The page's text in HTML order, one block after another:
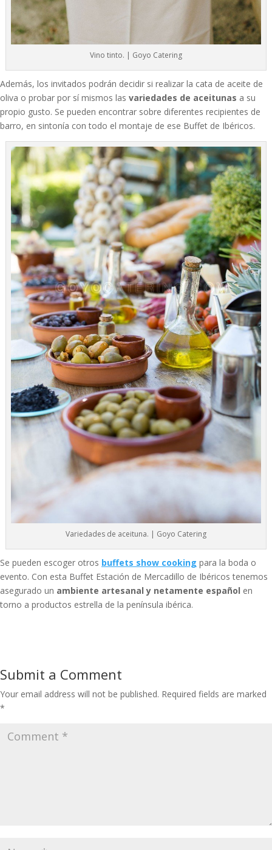
Vino tinto. | Goyo Catering
Además, los invitados podrán decidir si realizar la cata de aceite de
oliva o probar por sí mismos las variedades de aceitunas a su
propio gusto. Se pueden encontrar sobre diferentes recipientes de
barro, en sintonía con todo el montaje de ese Buffet de Ibéricos.
​Variedades de aceituna. | Goyo Catering
Se pueden escoger otros buffets show cooking para la boda o
evento. Con esta Buffet Estación de Mercadillo de Ibéricos tenemos
asegurado un ambiente artesanal y netamente español en
torno a productos estrella de la península ibérica.
Submit a Comment
Your email address will not be published. Required fields are marked
*